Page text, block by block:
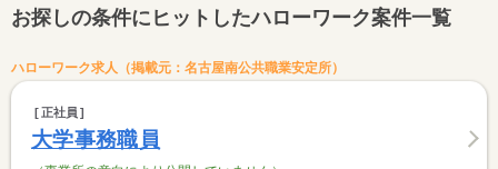
お探しの条件にヒットしたハローワーク案件一覧
ハローワーク求人（掲載元：名古屋南公共職業安定所）
正社員
大学事務職員